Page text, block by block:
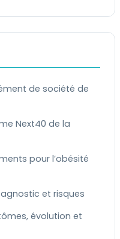
de société de
Next40 de la
pour l’obésité
et risques
évolution et